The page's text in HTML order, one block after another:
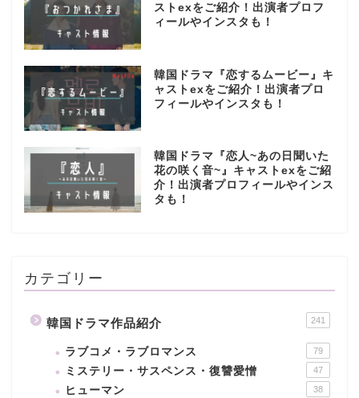
ストexをご紹介！出演者プロフ
ィールやインスタも！
韓国ドラマ『恋するムービー』キ
ャストexをご紹介！出演者プロ
フィールやインスタも！
韓国ドラマ『恋人~あの日聞いた
花の咲く音~』キャストexをご紹
介！出演者プロフィールやインス
タも！
カテゴリー
韓国ドラマ作品紹介 241
ラブコメ・ラブロマンス 79
ミステリー・サスペンス・復讐愛憎 47
ヒューマン 38